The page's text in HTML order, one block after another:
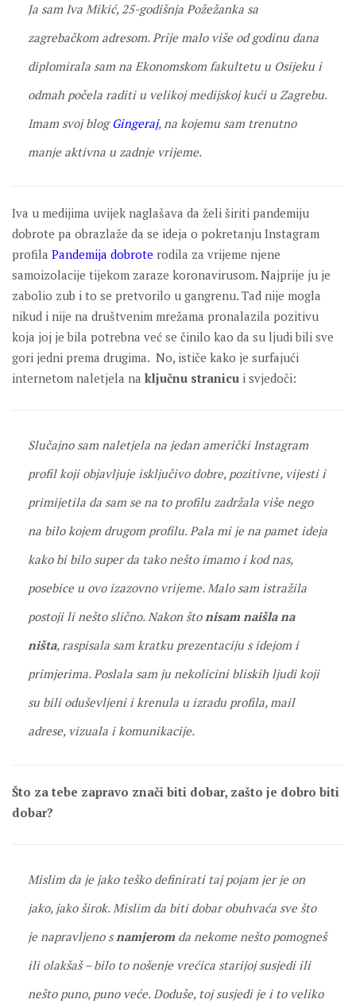
Ja sam Iva Mikić, 25-godišnja Požežanka sa
zagrebačkom adresom. Prije malo više od godinu dana
diplomirala sam na Ekonomskom fakultetu u Osijeku i
odmah počela raditi u velikoj medijskoj kući u Zagrebu.
Imam svoj blogGingeraj, na kojemu sam trenutno
manje aktivna u zadnje vrijeme.
Iva u medijima uvijek naglašava da želi širiti pandemiju
dobrote pa obrazlaže da se ideja o pokretanju Instagram
profila Pandemija dobrote rodila za vrijeme njene
samoizolacije tijekom zaraze koronavirusom. Najprije ju je
zabolio zub i to se pretvorilo u gangrenu. Tad nije mogla
nikud i nije na društvenim mrežama pronalazila pozitivu
koja joj je bila potrebna već se činilo kao da su ljudi bili sve
gori jedni prema drugima. No, ističe kako je surfajući
internetom naletjela na ključnu stranicu i svjedoči:
Slučajno sam naletjela na jedan američki Instagram
profil koji objavljuje isključivo dobre, pozitivne, vijesti i
primijetila da sam se na to profilu zadržala više nego
na bilo kojem drugom profilu. Pala mi je na pamet ideja
kako bi bilo super da tako nešto imamo i kod nas,
posebice u ovo izazovno vrijeme. Malo sam istražila
postoji li nešto slično. Nakon štonisam naišla na
ništa, raspisala sam kratku prezentaciju s idejom i
primjerima. Poslala sam ju nekolicini bliskih ljudi koji
su bili oduševljeni i krenula u izradu profila, mail
adrese, vizuala i komunikacije.
Što za tebe zapravo znači biti dobar, zašto je dobro biti
dobar?
Mislim da je jako teško definirati taj pojam jer je on
jako, jako širok. Mislim da biti dobar obuhvaća sve što
je napravljeno snamjerom da nekome nešto pomogneš
ili olakšaš – bilo to nošenje vrećica starijoj susjedi ili
nešto puno, puno veće. Doduše, toj susjedi je i to veliko